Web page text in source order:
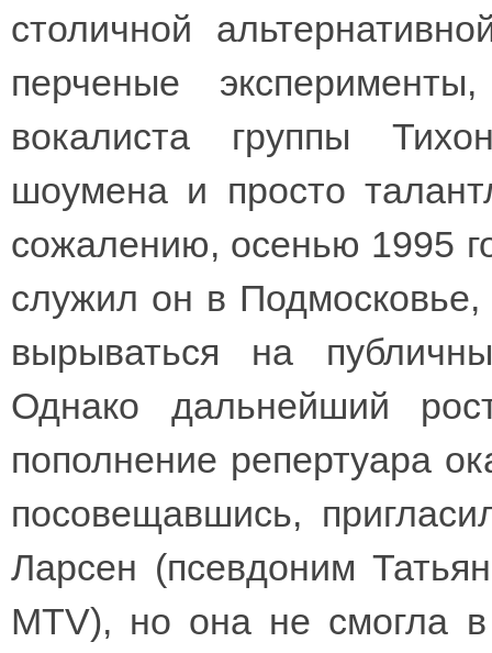
столичной
перченые
вокалиста группы
шоумена и просто
сожалению, осенью 1995
служил он в Подмосковье,
вырываться на
Однако дальнейший
пополнение репертуара
посовещавшись,
Ларсен (псевдоним
MTV), но она не смогла